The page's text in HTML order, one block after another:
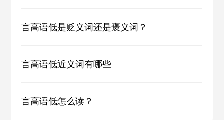
言高语低是贬义词还是褒义词？
言高语低近义词有哪些
言高语低怎么读？